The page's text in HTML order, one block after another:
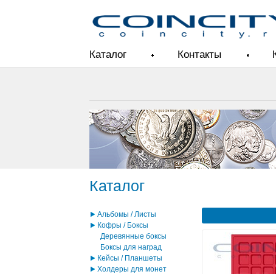
Каталог Контакты
Каталог
Альбомы / Листы
Кофры / Боксы
Деревянные боксы
Боксы для наград
Кейсы / Планшеты
Холдеры для монет